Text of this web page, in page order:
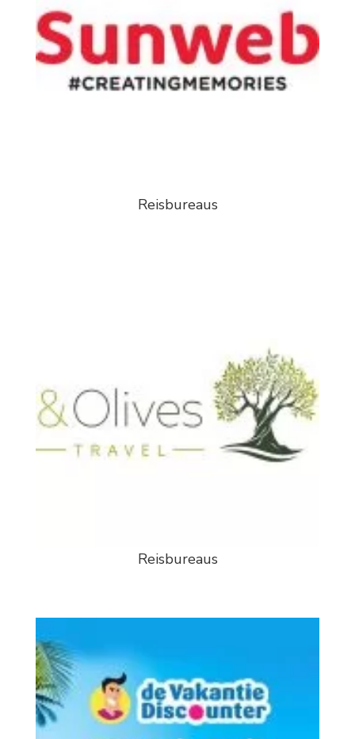
Reisbureaus
Reisbureaus